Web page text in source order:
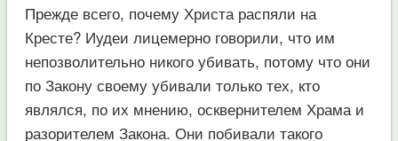
Прежде всего, почему Христа распяли на
Кресте? Иудеи лицемерно говорили, что им
непозволительно никого убивать, потому что они
по Закону своему убивали только тех, кто
являлся, по их мнению, осквернителем Храма и
разорителем Закона. Они побивали такого